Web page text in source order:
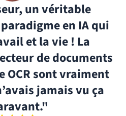
un véritable
en IA qui
et la vie ! La
de documents
OCR sont vraiment
jamais vu ça